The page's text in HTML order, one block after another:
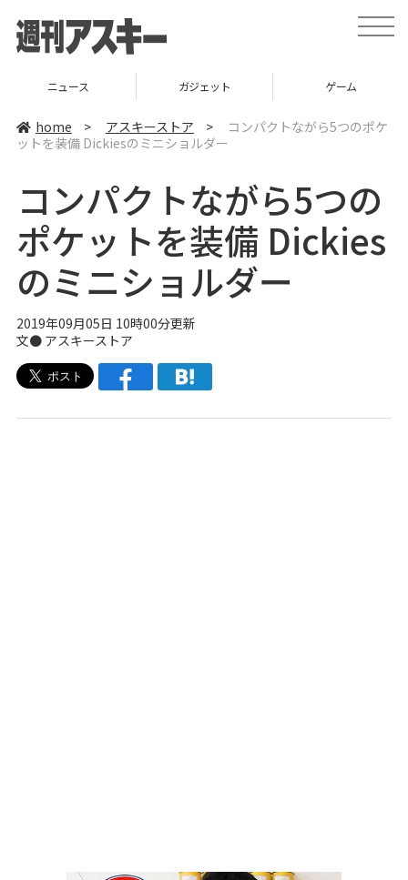
t
o
v
i
o
ニュース ガジェット ゲーム
home > アスキーストア >
コンパクトながら5つのポケ
ットを装備 Dickiesのミニショルダー
コンパクトながら5つの
ポケットを装備 Dickies
のミニショルダー
2019年09月05日 10時00分更新
文● アスキーストア